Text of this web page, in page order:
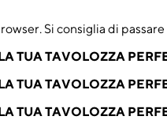
Si consiglia di
TUA TAVOLOZZA
TUA TAVOLOZZA
TUA TAVOLOZZA